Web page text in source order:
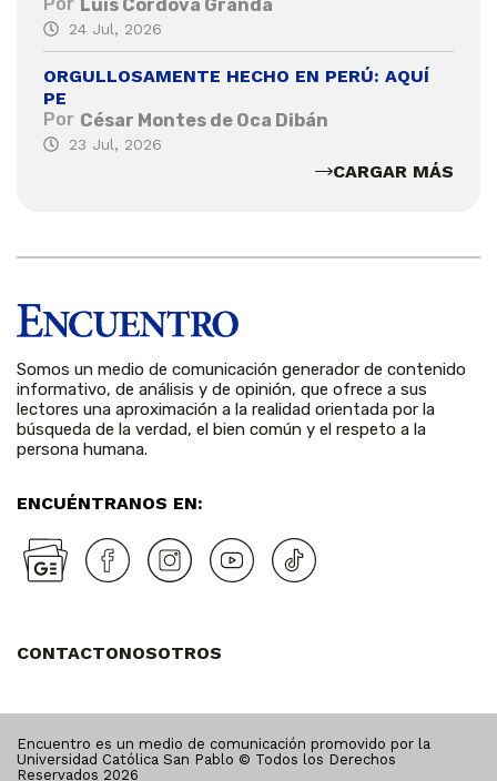
Por Luis Córdova Granda
24 Jul, 2026
ORGULLOSAMENTE HECHO EN PERÚ: AQUÍ
PE
Por César Montes de Oca Dibán
23 Jul, 2026
CARGAR MÁS
Somos un medio de comunicación generador de contenido
informativo, de análisis y de opinión, que ofrece a sus
lectores una aproximación a la realidad orientada por la
búsqueda de la verdad, el bien común y el respeto a la
persona humana.
ENCUÉNTRANOS EN:
CONTACTONOSOTROS
Encuentro es un medio de comunicación promovido por la
Universidad Católica San Pablo © Todos los Derechos
Reservados 2026